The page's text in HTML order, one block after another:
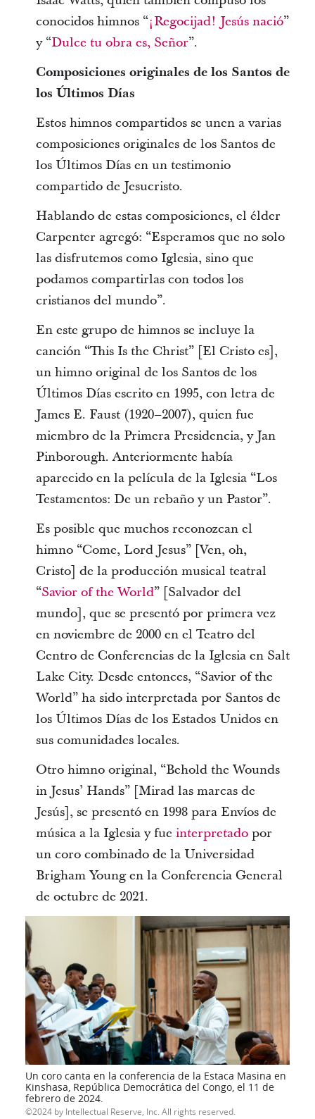
conocidos himnos “¡Regocijad! Jesús nació”
y “Dulce tu obra es, Señor”.
Composiciones originales de los Santos de
los Últimos Días
Estos himnos compartidos se unen a varias
composiciones originales de los Santos de
los Últimos Días en un testimonio
compartido de Jesucristo.
Hablando de estas composiciones, el élder
Carpenter agregó: “Esperamos que no solo
las disfrutemos como Iglesia, sino que
podamos compartirlas con todos los
cristianos del mundo”.
En este grupo de himnos se incluye la
canción “This Is the Christ” [El Cristo es],
un himno original de los Santos de los
Últimos Días escrito en 1995, con letra de
James E. Faust (1920–2007), quien fue
miembro de la Primera Presidencia, y Jan
Pinborough. Anteriormente había
aparecido en la película de la Iglesia “Los
Testamentos: De un rebaño y un Pastor”.
Es posible que muchos reconozcan el
himno “Come, Lord Jesus” [Ven, oh,
Cristo] de la producción musical teatral
“Savior of the World” [Salvador del
mundo], que se presentó por primera vez
en noviembre de 2000 en el Teatro del
Centro de Conferencias de la Iglesia en Salt
Lake City. Desde entonces, “Savior of the
World” ha sido interpretada por Santos de
los Últimos Días de los Estados Unidos en
sus comunidades locales.
Otro himno original, “Behold the Wounds
in Jesus’ Hands” [Mirad las marcas de
Jesús], se presentó en 1998 para Envíos de
música a la Iglesia y fue interpretadopor
un coro combinado de la Universidad
Brigham Young en la Conferencia General
de octubre de 2021.
Un coro canta en la conferencia de la Estaca Masina en
Kinshasa, República Democrática del Congo, el 11 de
febrero de 2024.
2024 by Intellectual Reserve, Inc. All rights reserved.